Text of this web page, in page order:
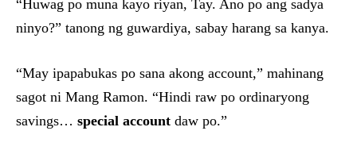
“Huwag po muna kayo riyan, Tay. Ano po ang sadya
ninyo?” tanong ng guwardiya, sabay harang sa kanya.
“May ipapabukas po sana akong account,” mahinang
sagot ni Mang Ramon. “Hindi raw po ordinaryong
savings… special account daw po.”